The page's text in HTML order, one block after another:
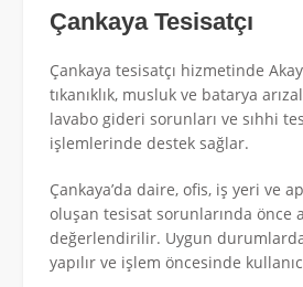
Çankaya Tesisatçı
Çankaya tesisatçı hizmetinde
tıkanıklık, musluk ve batarya
lavabo gideri sorunları ve sıhhi
işlemlerinde destek sağlar.
Çankaya’da daire, ofis, iş yeri ve
oluşan tesisat sorunlarında önce
değerlendirilir. Uygun
yapılır ve işlem öncesinde